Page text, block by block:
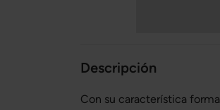
Descripción
Con su característica forma